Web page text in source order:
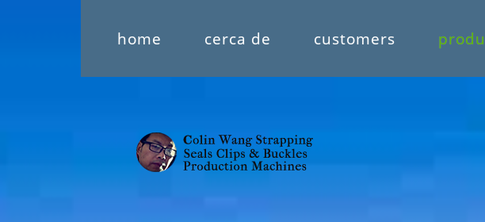
home cerca de customers